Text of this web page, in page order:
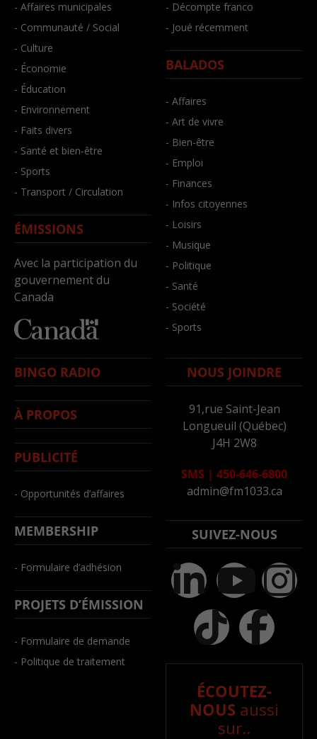
- Affaires municipales
- Communauté / Social
- Culture
- Économie
- Éducation
- Environnement
- Faits divers
- Santé et bien-être
- Sports
- Transport / Circulation
ÉMISSIONS
Avec la participation du
gouvernement du
Canada
- Décompte franco
- Joué récemment
BALADOS
- Affaires
- Art de vivre
- Bien-être
- Emploi
- Finances
- Infos citoyennes
- Loisirs
- Musique
- Politique
- Santé
- Société
- Sports
BINGO RADIO
À PROPOS
PUBLICITÉ
- Opportunités d’affaires
MEMBERSHIP
- Formulaire d’adhésion
PROJETS D’ÉMISSION
- Formulaire de demande
- Politique de traitement
NOUS JOINDRE
91,rue Saint-Jean
Longueuil (Québec)
J4H 2W8
SMS | 450-646-6800
admin@fm1033.ca
SUIVEZ-NOUS
ÉCOUTEZ-
NOUS aussi
sur..